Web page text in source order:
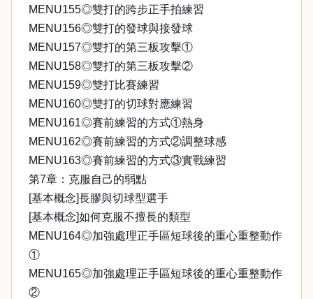
MENU155◎雙打的跨步正手拍練習
MENU156◎雙打的發球與接發球
MENU157◎雙打的第三板攻擊①
MENU158◎雙打的第三板攻擊②
MENU159◎雙打比賽練習
MENU160◎雙打的切球對應練習
MENU161◎賽前練習的方式①熱身
MENU162◎賽前練習的方式②調整球感
MENU163◎賽前練習的方式③實戰練習
第7章：克服自己的弱點
[基本概念]長膠與切球型選手
[基本概念]如何克服不擅長的類型
MENU164◎加強處理正手區短球後的重心重整動作
①
MENU165◎加強處理正手區短球後的重心重整動作
②